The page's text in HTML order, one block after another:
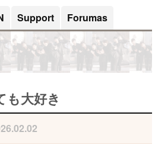
Support Forumas
大好き